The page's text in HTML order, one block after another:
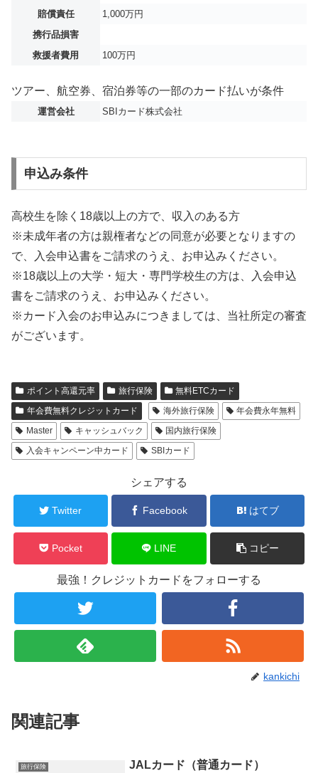
賠償責任
1,000万円
携行品損害
救援者費用
100万円
ツアー、航空券、宿泊券等の一部のカード払いが条件
運営会社 SBIカード株式会社
申込み条件
高校生を除く18歳以上の方で、収入のある方
※未成年者の方は親権者などの同意が必要となりますの
で、入会申込書をご請求のうえ、お申込みください。
※18歳以上の大学・短大・専門学校生の方は、入会申込
書をご請求のうえ、お申込みください。
※カード入会のお申込みにつきましては、当社所定の審査
がございます。
ポイント高還元率 旅行保険
無料ETCカード
年会費無料クレジットカード
海外旅行保険
年会費永年無料
Master
キャッシュバック
国内旅行保険
入会キャンペーン中カード
SBIカード
シェアする
Twitter Facebook はてブ
Pocket LINE コピー
最強！クレジットカードをフォローする
kankichi
関連記事
旅行保険 JALカード（普通カード）